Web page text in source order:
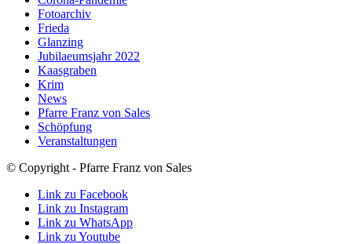
Fotoarchiv
Frieda
Glanzing
Jubilaeumsjahr 2022
Kaasgraben
Krim
News
Pfarre Franz von Sales
Schöpfung
Veranstaltungen
© Copyright - Pfarre Franz von Sales
Link zu Facebook
Link zu Instagram
Link zu WhatsApp
Link zu Youtube